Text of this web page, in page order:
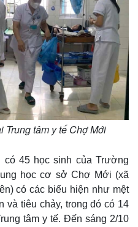
tâm y tế Chợ Mới
45 học sinh của Trường
học cơ sở Chợ Mới (xã
có các biểu hiện như mệt
và tiêu chảy, trong đó có 14
tâm y tế. Đến sáng 2/10